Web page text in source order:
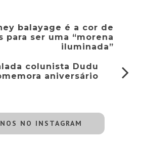
balayage é a cor de
para ser uma “morena
iluminada”
colunista Dudu
aniversário
NO INSTAGRAM